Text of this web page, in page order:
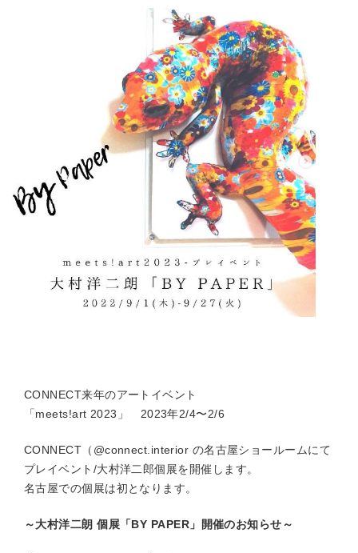
CONNECT来年のアートイベント
「meets!art 2023」 2023年2/4〜2/6
CONNECT（@connect.interior の名古屋ショールームにて
プレイベント/大村洋二郎個展を開催します。
名古屋での個展は初となります。
～大村洋二朗 個展「BY PAPER」開催のお知らせ～